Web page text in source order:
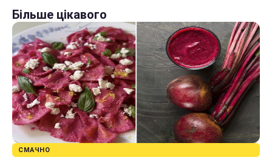
Більше цікавого
СМАЧНО